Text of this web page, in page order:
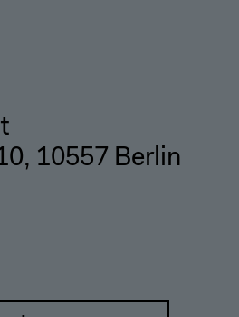
10557 Berlin